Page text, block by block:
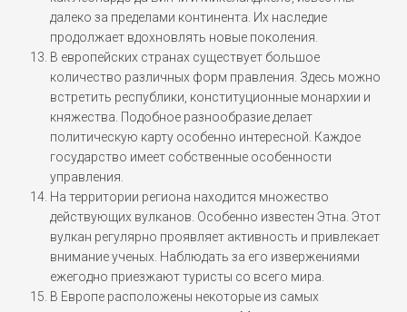
далеко за пределами континента. Их наследие
продолжает вдохновлять новые поколения.
В европейских странах существует большое
количество различных форм правления. Здесь можно
встретить республики, конституционные монархии и
княжества. Подобное разнообразие делает
политическую карту особенно интересной. Каждое
государство имеет собственные особенности
управления.
На территории региона находится множество
действующих вулканов. Особенно известен Этна. Этот
вулкан регулярно проявляет активность и привлекает
внимание ученых. Наблюдать за его извержениями
ежегодно приезжают туристы со всего мира.
В Европе расположены некоторые из самых